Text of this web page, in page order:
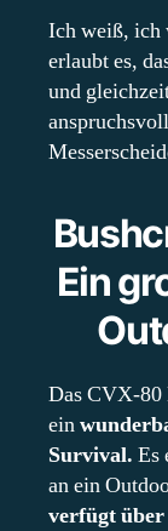
Ich weiß, ich
erlaubt es,
und
Ein
Das CVX-80
ein
Survival. Es
an ein
verfügt über